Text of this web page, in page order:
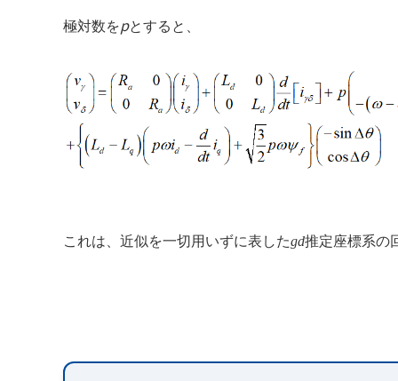
極対数をpとすると、
これは、近似を一切用いずに表したgd推定座標系の